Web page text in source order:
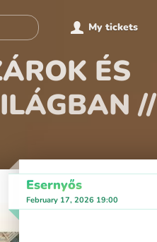
My tickets
ÉS
//
Esernyős
February 17, 2026 19:00